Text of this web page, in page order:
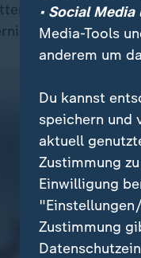
zu hängen oder
dass sie das
• Social
Media-Tools
anderem um
Du kannst
speichern und
aktuell
Zustimmung
Einwilligung
Zustimmung